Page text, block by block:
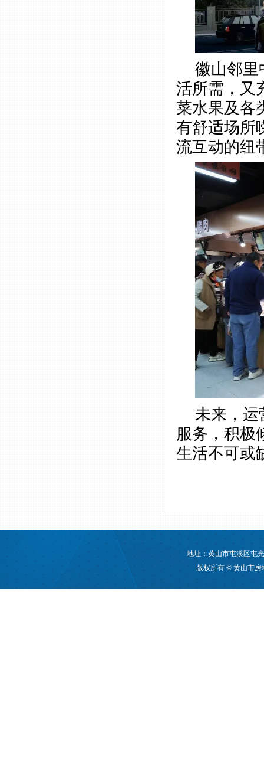
徽山邻里
活所需，又
菜水果及各
有舒适场所
流互动的纽
未来，运
服务，积极
生活不可或
地址：黄山市屯溪区屯
版权所有 © 黄山市房